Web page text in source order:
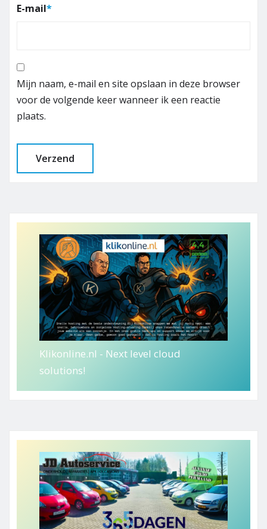
E-mail*
Mijn naam, e-mail en site opslaan in deze browser
voor de volgende keer wanneer ik een reactie
plaats.
Klikonline.nl - Next level cloud
solutions!